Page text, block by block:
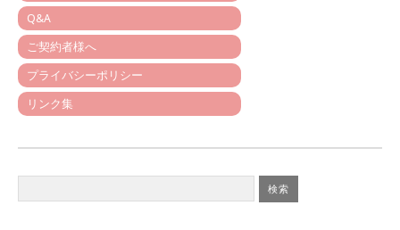
Q&A
ご契約者様へ
プライバシーポリシー
リンク集